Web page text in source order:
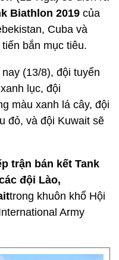
Biathlon 2019 của
Cuba và
bắn mục tiêu.
(13/8), đội tuyển
lục, đội
màu xanh lá cây, đội
đỏ, và đội Kuwait sẽ
trận bán kết Tank
đội Lào,
trong khuôn khổ Hội
Army